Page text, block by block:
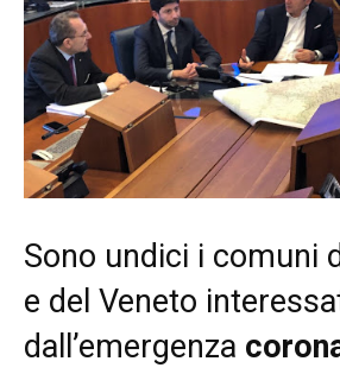
Sono undici i comuni
e del Veneto
dall’emergenza